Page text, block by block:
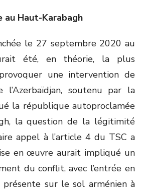
au Haut-Karabagh
le 27 septembre 2020 au
été, en théorie, la plus
une intervention de
l’Azerbaïdjan, soutenu par la
la république autoproclamée
la question de la légitimité
appel à l’article 4 du TSC a
en œuvre aurait impliqué un
du conflit, avec l’entrée en
présente sur le sol arménien à